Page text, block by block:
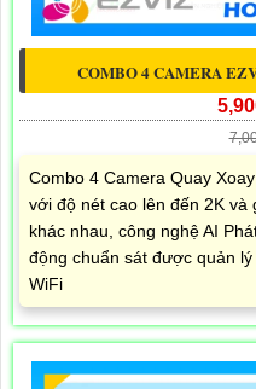
COMBO 4 CAMERA
Combo 4 Camera Quay
với độ nét cao lên đến 2K
khác nhau, công nghệ AI
động chuẩn sát được quản
WiFi